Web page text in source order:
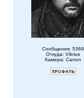
Сообщения: 5369
Откуда: Vilnius
Камера: Canon